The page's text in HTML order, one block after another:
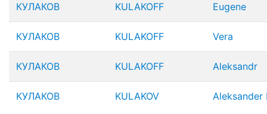
КУЛАКОВ KULAKOFF Eugene
КУЛАКОВ KULAKOFF Vera
КУЛАКОВ KULAKOFF Aleksandr
КУЛАКОВ KULAKOV Aleksander